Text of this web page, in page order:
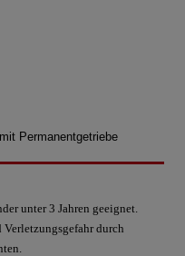
Permanentgetriebe
unter 3 Jahren geeignet.
durch